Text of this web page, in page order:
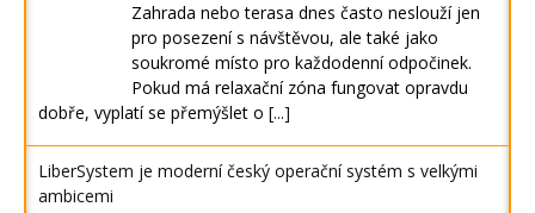
Zahrada nebo terasa dnes často neslouží jen
pro posezení s návštěvou, ale také jako
soukromé místo pro každodenní odpočinek.
Pokud má relaxační zóna fungovat opravdu
dobře, vyplatí se přemýšlet o [...]
LiberSystem je moderní český operační systém s velkými
ambicemi